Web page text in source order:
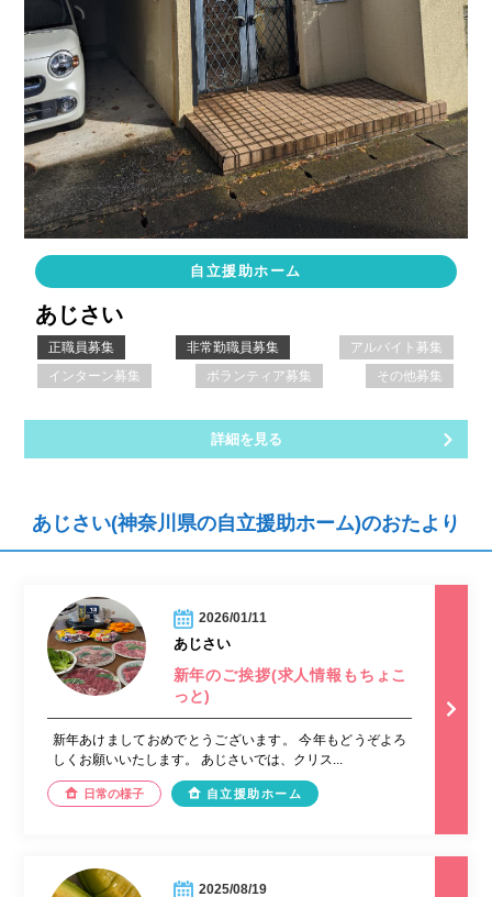
自立援助ホーム
あじさい
正職員募集 非常勤職員募集
アルバイト募集
インターン募集
ボランティア募集 その他募集
詳細を見る
あじさい(神奈川県の自立援助ホーム)のおたより
2026/01/11
あじさい
新年のご挨拶(求人情報もちょこ
っと)
新年あけましておめでとうございます。 今年もどうぞよろ
しくお願いいたします。 あじさいでは、クリス...
日常の様子 自立援助ホーム
2025/08/19